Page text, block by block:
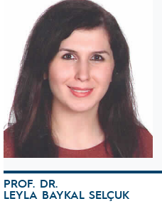
PROF. DR.
LEYLA BAYKAL SELÇUK